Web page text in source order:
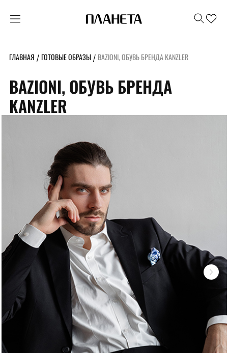
ГЛАВНАЯ / ГОТОВЫЕ ОБРАЗЫ / BAZIONI, ОБУВЬ БРЕНДА KANZLER
BAZIONI, ОБУВЬ БРЕНДА
KANZLER